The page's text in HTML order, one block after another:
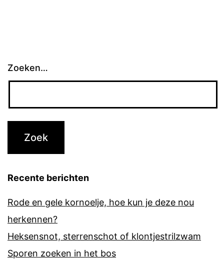
Zoeken…
Recente berichten
Rode en gele kornoelje, hoe kun je deze nou
herkennen?
Heksensnot, sterrenschot of klontjestrilzwam
Sporen zoeken in het bos